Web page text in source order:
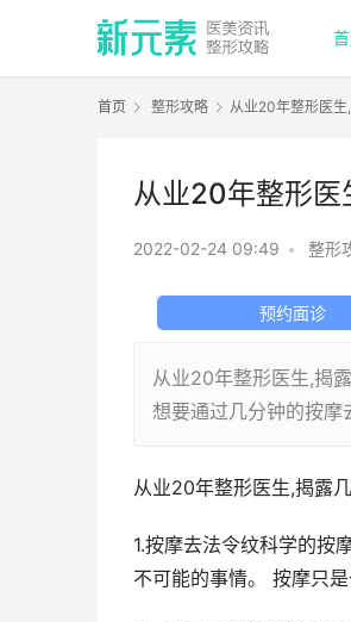
首页 整形攻略 从业20年整形医
从业20年整形医
2022-02-24 09:49 • 整形
预约面诊
从业20年整形医生,揭
想要通过几分钟的按摩
从业20年整形医生,揭露
1.按摩去法令纹科学的按
不可能的事情。 按摩只